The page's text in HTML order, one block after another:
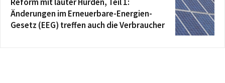
Änderungen im Erneuerbare-Energien-
Gesetz (EEG) treffen auch die Verbraucher